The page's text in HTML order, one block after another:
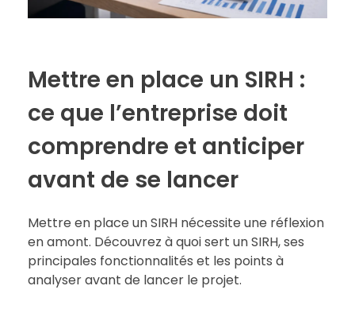
Mettre en place un SIRH :
ce que l’entreprise doit
comprendre et anticiper
avant de se lancer
Mettre en place un SIRH nécessite une réflexion
en amont. Découvrez à quoi sert un SIRH, ses
principales fonctionnalités et les points à
analyser avant de lancer le projet.